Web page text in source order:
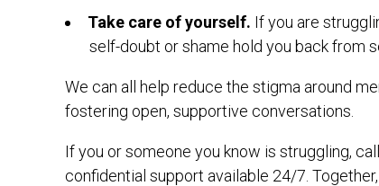
Take care of yourself. If you are
self-doubt or shame hold you back from
We can all help reduce the stigma around
fostering open, supportive conversations.
If you or someone you know is struggling,
confidential support available 24/7.